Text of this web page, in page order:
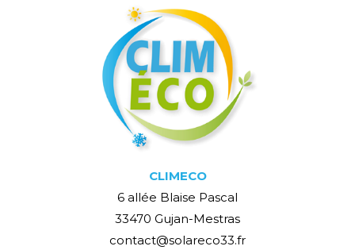
CLIMECO
6 allée Blaise Pascal
33470 Gujan-Mestras
contact@solareco33.fr